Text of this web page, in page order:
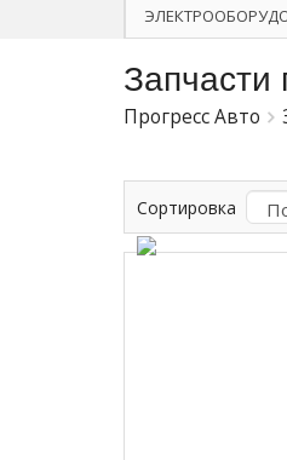
Запчасти
Прогресс Авто
Сортировка